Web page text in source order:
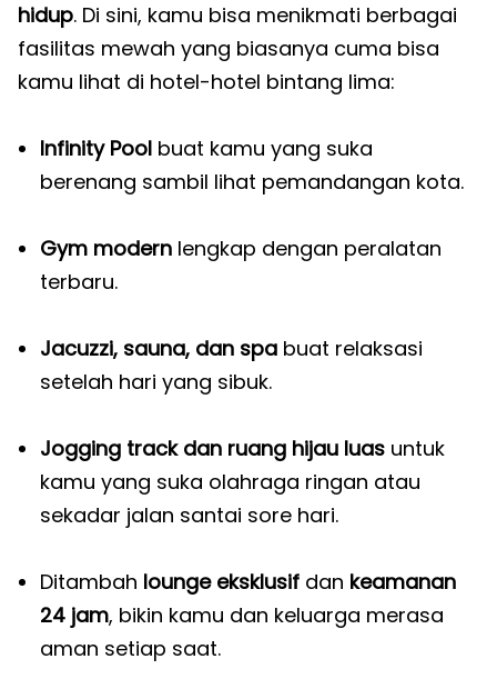
hidup. Di sini, kamu bisa menikmati berbagai
fasilitas mewah yang biasanya cuma bisa
kamu lihat di hotel-hotel bintang lima:
Infinity Pool buat kamu yang suka
berenang sambil lihat pemandangan kota.
Gym modern lengkap dengan peralatan
terbaru.
Jacuzzi, sauna, dan spa buat relaksasi
setelah hari yang sibuk.
Jogging track dan ruang hijau luas untuk
kamu yang suka olahraga ringan atau
sekadar jalan santai sore hari.
Ditambah lounge eksklusif dan keamanan
24 jam, bikin kamu dan keluarga merasa
aman setiap saat.